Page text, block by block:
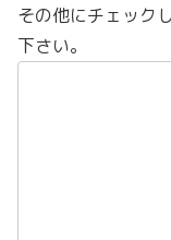
その他にチェック
下さい。